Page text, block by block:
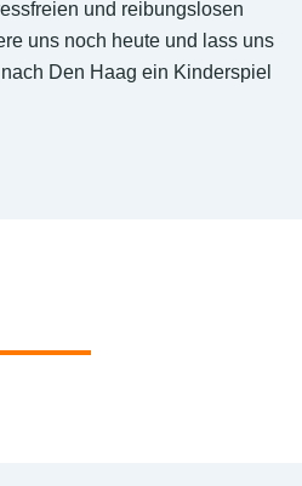
und reibungslosen
uns noch heute und lass uns
Den Haag ein Kinderspiel